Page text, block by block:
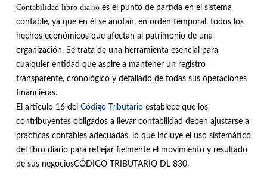
Contabilidad libro diarioes el punto de partida en el sistema
contable, ya que en él se anotan, en orden temporal, todos los
hechos económicos que afectan al patrimonio de una
organización. Se trata de una herramienta esencial para
cualquier entidad que aspire a mantener un registro
transparente, cronológico y detallado de todas sus operaciones
financieras.
El artículo 16 del Código Tributarioestablece que los
contribuyentes obligados a llevar contabilidad deben ajustarse a
prácticas contables adecuadas, lo que incluye el uso sistemático
del libro diario para reflejar fielmente el movimiento y resultado
de sus negociosCÓDIGO TRIBUTARIO DL 830.